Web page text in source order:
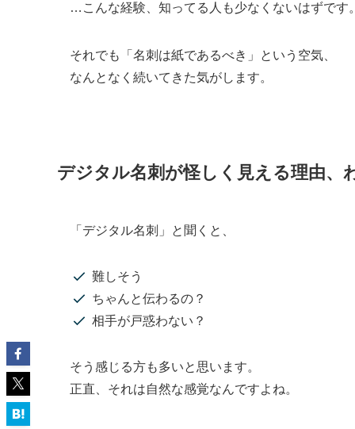
…こんな経験、知ってる人も少なくないはずです。
それでも「名刺は紙であるべき」という空気、
なんとなく続いてきた気がします。
デジタル名刺が怪しく見える理由、
「デジタル名刺」と聞くと、
難しそう
ちゃんと伝わるの？
相手が戸惑わない？
そう感じる方も多いと思います。
正直、それは自然な感覚なんですよね。